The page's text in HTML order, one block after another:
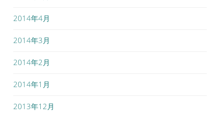
2014年4月
2014年3月
2014年2月
2014年1月
2013年12月